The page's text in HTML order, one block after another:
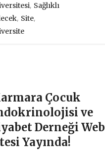
, Sağlıklı
, Site,
Çocuk
ve
Derneği Web
Yayında!